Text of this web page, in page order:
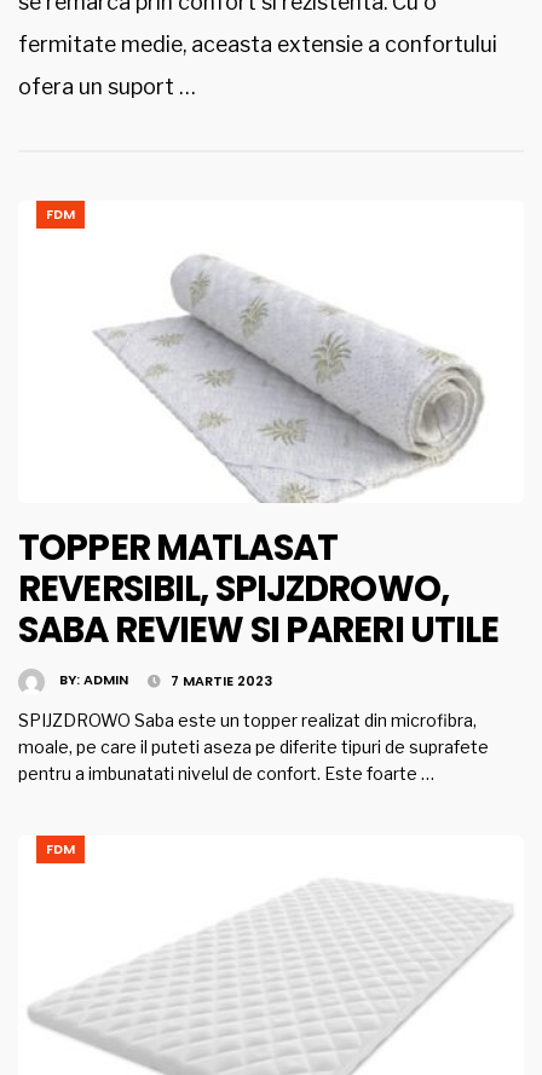
fermitate medie, aceasta extensie a confortului
ofera un suport …
FDM
TOPPER MATLASAT
REVERSIBIL, SPIJZDROWO,
SABA REVIEW SI PARERI UTILE
BY:ADMIN 7 MARTIE 2023
SPIJZDROWO Saba este un topper realizat din microfibra,
moale, pe care il puteti aseza pe diferite tipuri de suprafete
pentru a imbunatati nivelul de confort. Este foarte …
FDM